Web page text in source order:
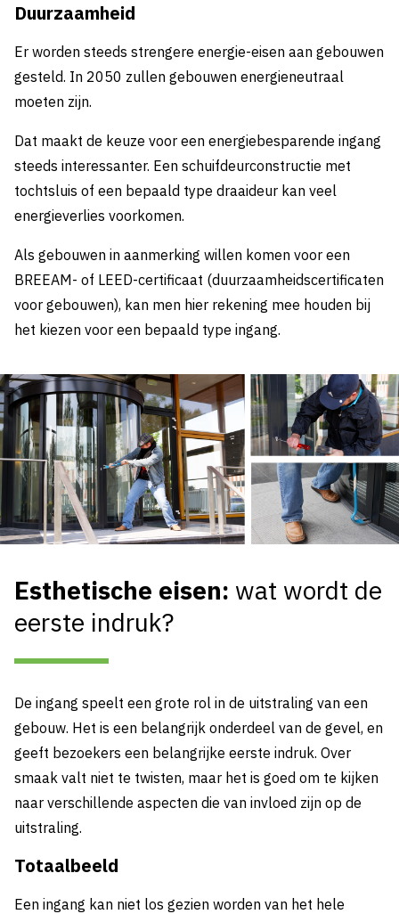
Duurzaamheid
Er worden steeds strengere energie-eisen aan gebouwen
gesteld. In 2050 zullen gebouwen energieneutraal
moeten zijn.
Dat maakt de keuze voor een energiebesparende ingang
steeds interessanter. Een schuifdeurconstructie met
tochtsluis of een bepaald type draaideur kan veel
energieverlies voorkomen.
Als gebouwen in aanmerking willen komen voor een
BREEAM- of LEED-certificaat (duurzaamheidscertificaten
voor gebouwen), kan men hier rekening mee houden bij
het kiezen voor een bepaald type ingang.
Esthetische eisen: wat wordt de
eerste indruk?
De ingang speelt een grote rol in de uitstraling van een
gebouw. Het is een belangrijk onderdeel van de gevel, en
geeft bezoekers een belangrijke eerste indruk. Over
smaak valt niet te twisten, maar het is goed om te kijken
naar verschillende aspecten die van invloed zijn op de
uitstraling.
Totaalbeeld
Een ingang kan niet los gezien worden van het hele